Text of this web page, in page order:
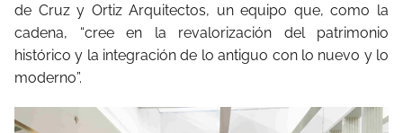
de Cruz y Ortiz Arquitectos, un equipo que, como la
cadena, “cree en la revalorización del patrimonio
histórico y la integración de lo antiguo con lo nuevo y lo
moderno”.